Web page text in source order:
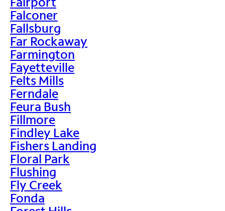
Falconer
Fallsburg
Far Rockaway
Farmington
Fayetteville
Felts Mills
Ferndale
Feura Bush
Fillmore
Findley Lake
Fishers Landing
Floral Park
Flushing
Fly Creek
Fonda